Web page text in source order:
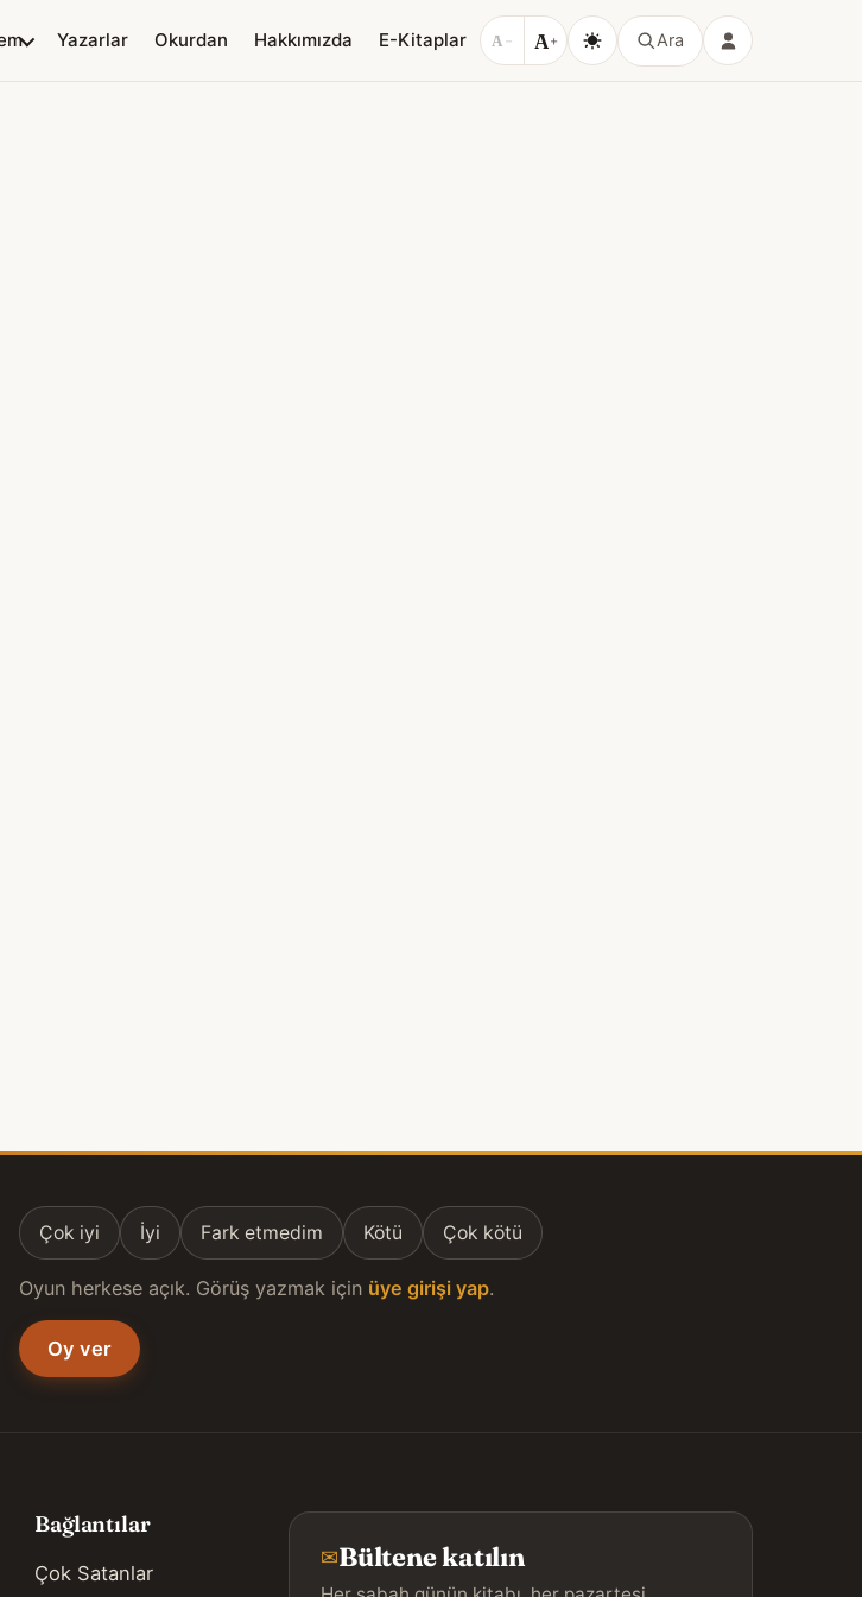
Yazarlar Okurdan Hakkımızda E-Kitaplar A − A+ Ara
Çok iyi İyi Fark etmedim Kötü Çok kötü
Oyun herkese açık. Görüş yazmak için üye girişi yap.
Oy ver
Bağlantılar
Çok Satanlar
✉Bültene katılın